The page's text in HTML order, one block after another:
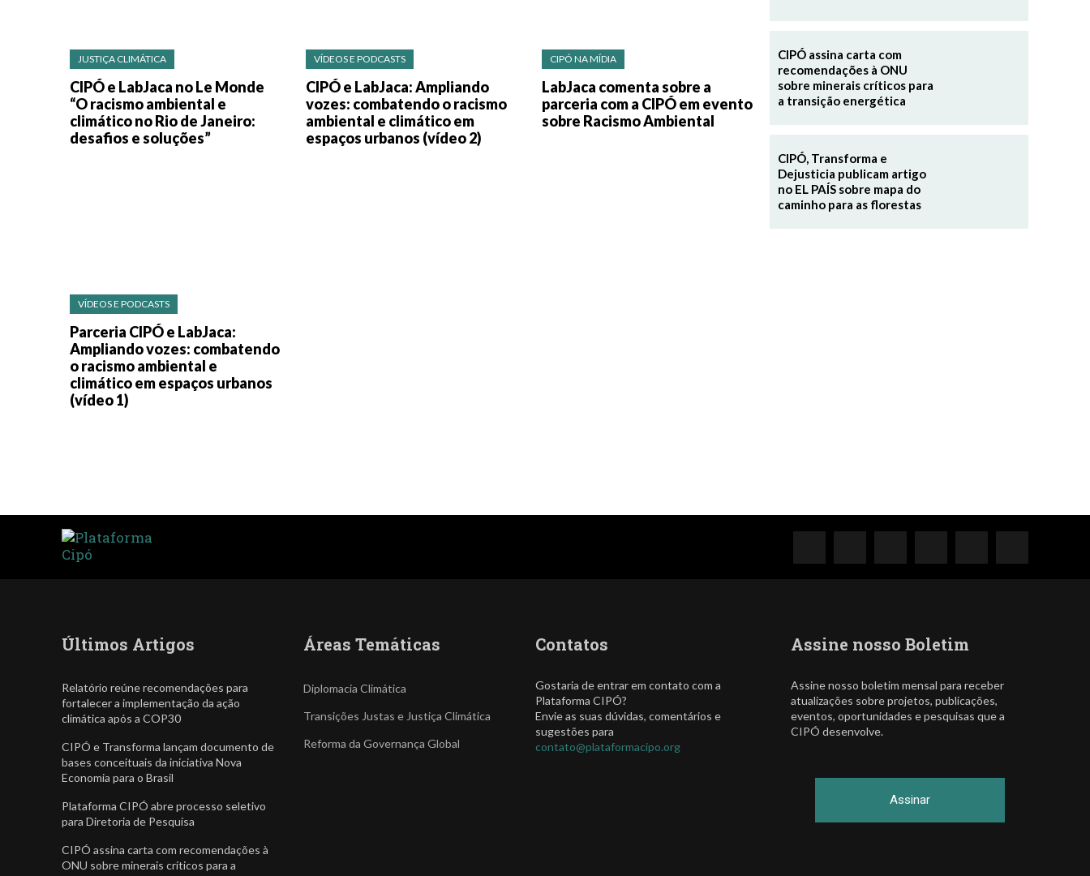
JUSTIÇA CLIMÁTICA
CIPÓ e LabJaca no Le Monde
“O racismo ambiental e
climático no Rio de Janeiro:
desafios e soluções”
VÍDEOS E PODCASTS
CIPÓ e LabJaca: Ampliando
vozes: combatendo o racismo
ambiental e climático em
espaços urbanos (vídeo 2)
CIPÓ NA MÍDIA
LabJaca comenta sobre a
parceria com a CIPÓ em evento
sobre Racismo Ambiental
VÍDEOS E PODCASTS
Parceria CIPÓ e LabJaca:
Ampliando vozes: combatendo
o racismo ambiental e
climático em espaços urbanos
(vídeo 1)
CIPÓ assina carta com
recomendações à ONU
sobre minerais críticos para
a transição energética
CIPÓ, Transforma e
Dejusticia publicam artigo
no EL PAÍS sobre mapa do
caminho para as florestas
Últimos Artigos
Relatório reúne recomendações para
fortalecer a implementação da ação
climática após a COP30
CIPÓ e Transforma lançam documento de
bases conceituais da iniciativa Nova
Economia para o Brasil
Plataforma CIPÓ abre processo seletivo
para Diretoria de Pesquisa
CIPÓ assina carta com recomendações à
ONU sobre minerais críticos para a
Áreas Temáticas
Diplomacia Climática
Transições Justas e Justiça Climática
Reforma da Governança Global
Contatos
Gostaria de entrar em contato com a
Plataforma CIPÓ?
Envie as suas dúvidas, comentários e
sugestões para
contato@plataformacipo.org
Assine nosso Boletim
Assine nosso boletim mensal para receber
atualizações sobre projetos, publicações,
eventos, oportunidades e pesquisas que a
CIPÓ desenvolve.
Assinar